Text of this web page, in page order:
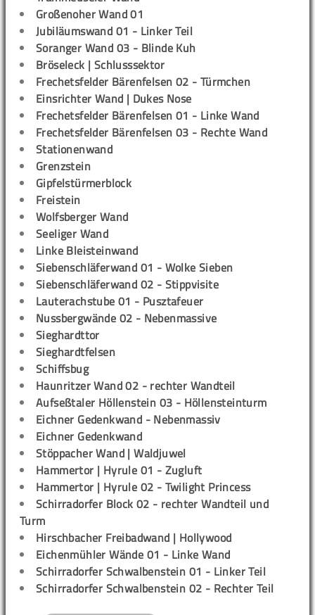
Großenoher Wand 01
Jubiläumswand 01 - Linker Teil
Soranger Wand 03 - Blinde Kuh
Bröseleck | Schlusssektor
Frechetsfelder Bärenfelsen 02 - Türmchen
Einsrichter Wand | Dukes Nose
Frechetsfelder Bärenfelsen 01 - Linke Wand
Frechetsfelder Bärenfelsen 03 - Rechte Wand
Stationenwand
Grenzstein
Gipfelstürmerblock
Freistein
Wolfsberger Wand
Seeliger Wand
Linke Bleisteinwand
Siebenschläferwand 01 - Wolke Sieben
Siebenschläferwand 02 - Stippvisite
Lauterachstube 01 - Pusztafeuer
Nussbergwände 02 - Nebenmassive
Sieghardttor
Sieghardtfelsen
Schiffsbug
Haunritzer Wand 02 - rechter Wandteil
Aufseßtaler Höllenstein 03 - Höllensteinturm
Eichner Gedenkwand - Nebenmassiv
Eichner Gedenkwand
Stöppacher Wand | Waldjuwel
Hammertor | Hyrule 01 - Zugluft
Hammertor | Hyrule 02 - Twilight Princess
Schirradorfer Block 02 - rechter Wandteil und
Turm
Hirschbacher Freibadwand | Hollywood
Eichenmühler Wände 01 - Linke Wand
Schirradorfer Schwalbenstein 01 - Linker Teil
Schirradorfer Schwalbenstein 02 - Rechter Teil